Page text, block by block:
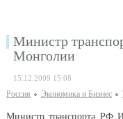
Министр
Монголии
15.12.2009 15:08
Россия Экономика и Бизнес
Министр транспорта РФ